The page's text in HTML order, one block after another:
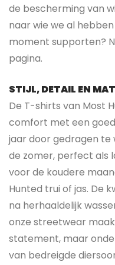
de bescherming van
naar wie we al
moment supporten?
pagina.
STIJL, DETAIL EN
De T-shirts van Most
comfort met een
jaar door gedragen te
de zomer, perfect als
voor de koudere
Hunted trui of jas. De
na herhaaldelijk
onze streetwear
statement, maar
van bedreigde